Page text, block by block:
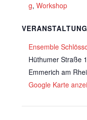
g, Workshop
Ensemble
Hüthumer Straße
Emmerich am
Google Karte